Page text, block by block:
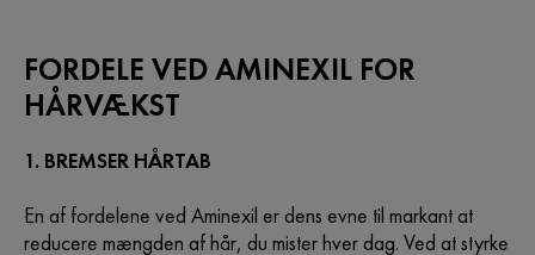
FORDELE VED AMINEXIL FOR
HÅRVÆKST
1. BREMSER HÅRTAB
En af fordelene ved Aminexil er dens evne til markant at
reducere mængden af hår, du mister hver dag. Ved at styrke